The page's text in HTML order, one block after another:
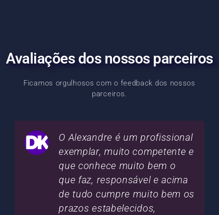
Avaliações dos nossos parceiros
Ficamos orgulhosos com o feedback dos nossos
parceiros.
O Alexandre é um profissional
exemplar, muito competente e
que conhece muito bem o
que faz, responsável e acima
de tudo cumpre muito bem os
prazos estabelecidos,